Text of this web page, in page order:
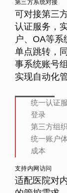
第三方系统对接
可对接第三
认证服务，
户、OA等系
单点跳转，
事系统账号
实现自动化管
统一认证
登录
第三方组
统一账户
成本
支持内网访问
适配医院对